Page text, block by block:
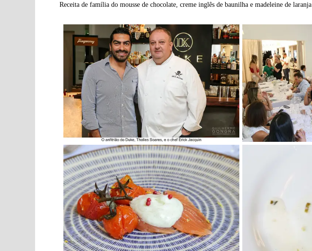
Receita de família do mousse de chocolate, creme inglês de baunilha e madeleine de laranja